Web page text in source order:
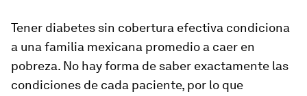
Tener diabetes sin cobertura efectiva condiciona
a una familia mexicana promedio a caer en
pobreza. No hay forma de saber exactamente las
condiciones de cada paciente, por lo que